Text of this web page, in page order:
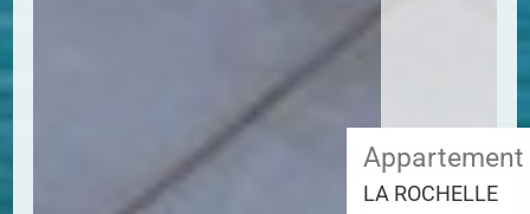
Appartement
LA ROCHELLE